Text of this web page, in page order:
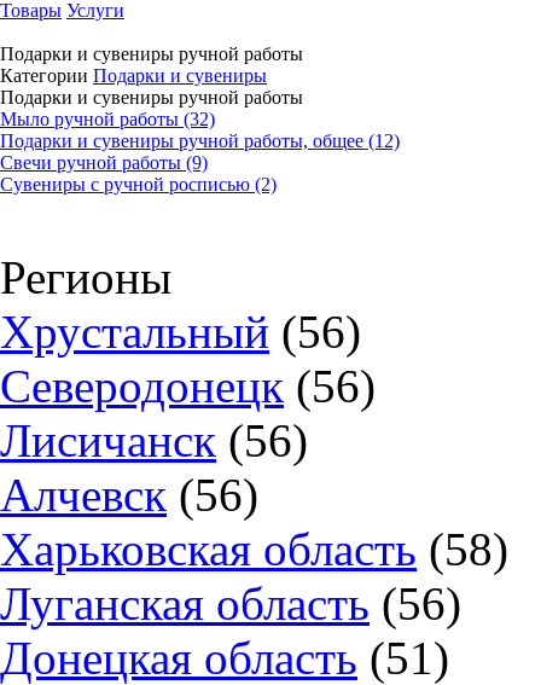
Товары Услуги
Подарки и сувениры ручной работы
Категории Подарки и сувениры
Подарки и сувениры ручной работы
Мыло ручной работы (32)
Подарки и сувениры ручной работы, общее (12)
Свечи ручной работы (9)
Сувениры с ручной росписью (2)
Регионы
Хрустальный (56)
Северодонецк (56)
Лисичанск (56)
Алчевск (56)
Харьковская область (58)
Луганская область (56)
Донецкая область (51)